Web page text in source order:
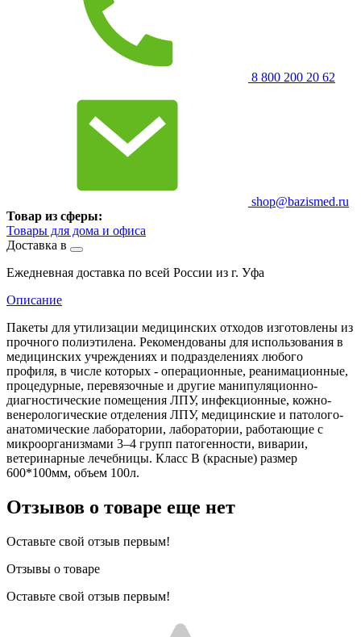
8 800 200 20 62
shop@bazismed.ru
Товар из сферы:
Товары для дома и офиса
Доставка в
Ежедневная доставка по всей России из г. Уфа
Описание
Пакеты для утилизации медицинских отходов изготовлены из
прочного полиэтилена. Рекомендованы для использования в
медицинских учреждениях и подразделениях любого
профиля, в числе которых - операционные, реанимационные,
процедурные, перевязочные и другие манипуляционно-
диагностические помещения ЛПУ, инфекционные, кожно-
венерологические отделения ЛПУ, медицинские и патолого-
анатомические лаборатории, лаборатории, работающие с
микроорганизмами 3–4 групп патогенности, виварии,
ветеринарные лечебницы. Класс В (красные) размер
600*100мм, объем 100л.
Отзывов о товаре еще нет
Оставьте свой отзыв первым!
Отзывы о товаре
Оставьте свой отзыв первым!